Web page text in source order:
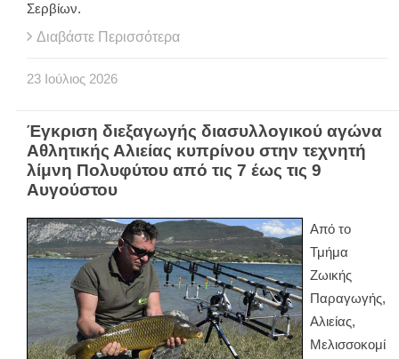
Σερβίων.
Διαβάστε Περισσότερα
23 Ιούλιος 2026
Έγκριση διεξαγωγής διασυλλογικού αγώνα
Αθλητικής Αλιείας κυπρίνου στην τεχνητή
λίμνη Πολυφύτου από τις 7 έως τις 9
Αυγούστου
Από το
Τμήμα
Ζωικής
Παραγωγής,
Αλιείας,
Μελισσοκομί